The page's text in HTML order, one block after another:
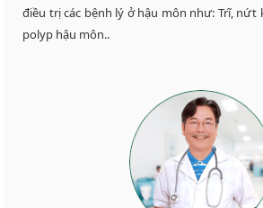
điều trị các bệnh lý ở hậu môn như: Trĩ, nứt
polyp hậu môn..